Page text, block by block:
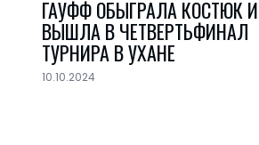
ГАУФФ ОБЫГРАЛА КОСТЮК И
ВЫШЛА В ЧЕТВЕРТЬФИНАЛ
ТУРНИРА В УХАНЕ
10.10.2024